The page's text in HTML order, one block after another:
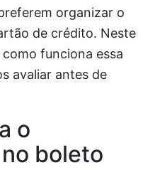
organizar o
de crédito. Neste
funciona essa
avaliar antes de
o
boleto